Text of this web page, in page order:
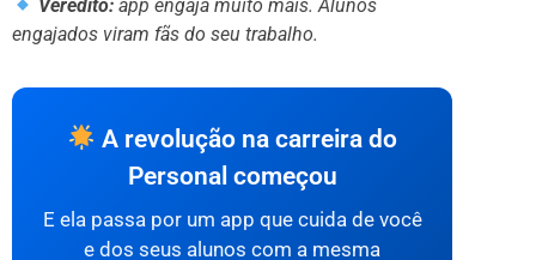
Veredito: app engaja muito mais. Alunos
engajados viram fãs do seu trabalho.
A revolução na carreira do
Personal começou
E ela passa por um app que cuida de você
e dos seus alunos com a mesma